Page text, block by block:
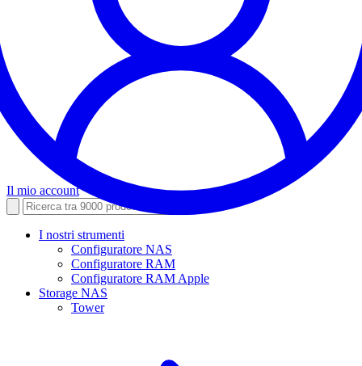
Il mio account
I nostri strumenti
Configuratore NAS
Configuratore RAM
Configuratore RAM Apple
Storage NAS
Tower